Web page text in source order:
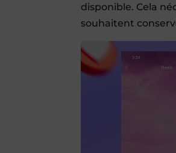
disponible. Cela
souhaitent